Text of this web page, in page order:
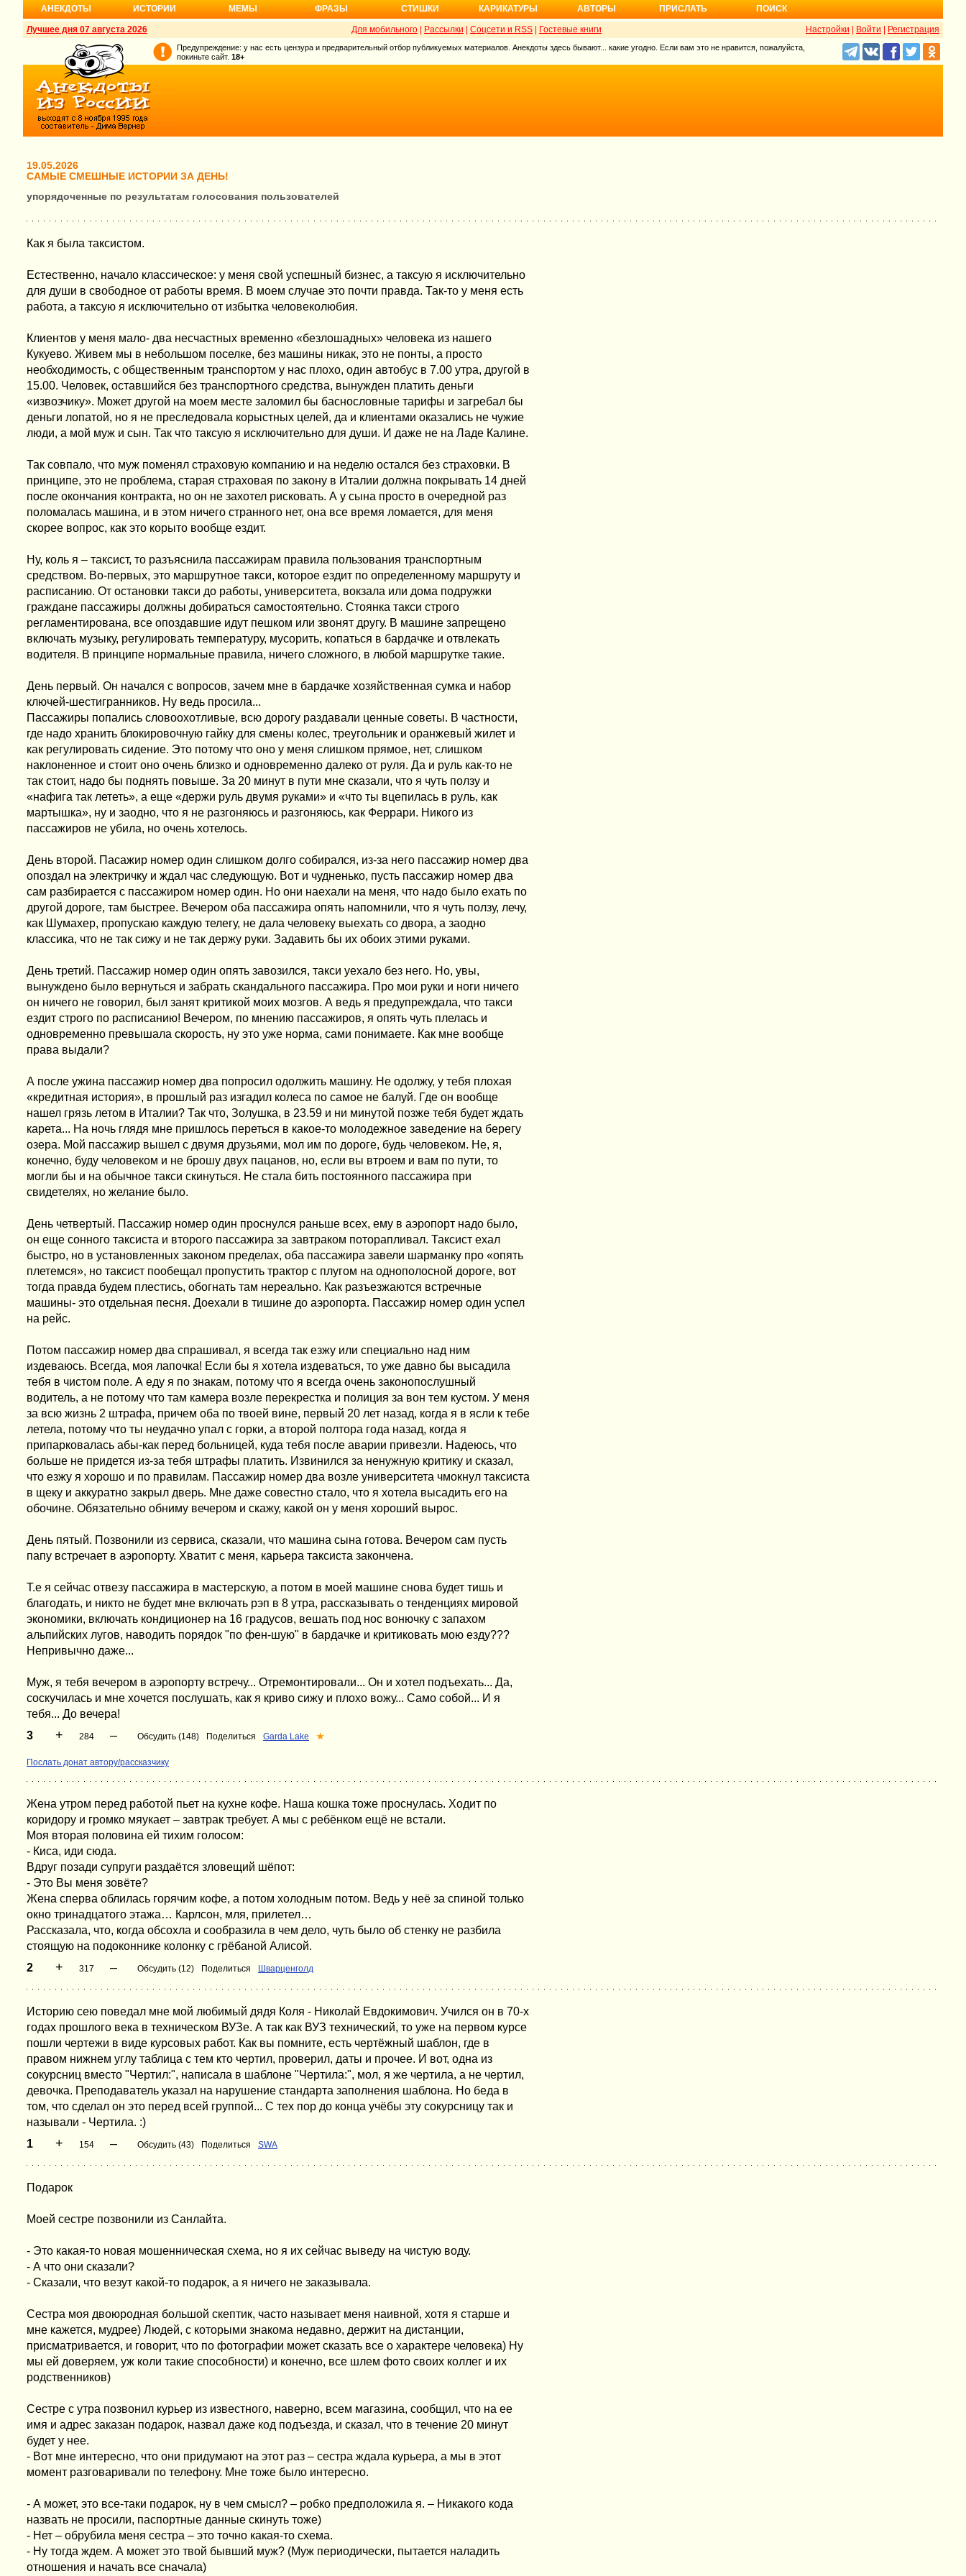
АНЕКДОТЫ ИСТОРИИ МЕМЫ ФРАЗЫ СТИШКИ КАРИКАТУРЫ АВТОРЫ ПРИСЛАТЬ ПОИСК
Лучшее дня 07 августа 2026 Настройки Войти Регистрация
Для мобильного Рассылки Соцсети и RSS Гостевые книги
Предупреждение: у нас есть цензура и предварительный отбор публикуемых материалов. Анекдоты здесь бывают... какие угодно. Если вам это не нравится, пожалуйста,
покиньте сайт. 18+
19.05.2026
САМЫЕ СМЕШНЫЕ ИСТОРИИ ЗА ДЕНЬ!
упорядоченные по результатам голосования пользователей
Как я была таксистом.
Естественно, начало классическое: у меня свой успешный бизнес, а таксую я исключительно
для души в свободное от работы время. В моем случае это почти правда. Так-то у меня есть
работа, а таксую я исключительно от избытка человеколюбия.
Клиентов у меня мало- два несчастных временно «безлошадных» человека из нашего
Кукуево. Живем мы в небольшом поселке, без машины никак, это не понты, а просто
необходимость, с общественным транспортом у нас плохо, один автобус в 7.00 утра, другой в
15.00. Человек, оставшийся без транспортного средства, вынужден платить деньги
«извозчику». Может другой на моем месте заломил бы баснословные тарифы и загребал бы
деньги лопатой, но я не преследовала корыстных целей, да и клиентами оказались не чужие
люди, а мой муж и сын. Так что таксую я исключительно для души. И даже не на Ладе Калине.
Так совпало, что муж поменял страховую компанию и на неделю остался без страховки. В
принципе, это не проблема, старая страховая по закону в Италии должна покрывать 14 дней
после окончания контракта, но он не захотел рисковать. А у сына просто в очередной раз
поломалась машина, и в этом ничего странного нет, она все время ломается, для меня
скорее вопрос, как это корыто вообще ездит.
Ну, коль я – таксист, то разъяснила пассажирам правила пользования транспортным
средством. Во-первых, это маршрутное такси, которое ездит по определенному маршруту и
расписанию. От остановки такси до работы, университета, вокзала или дома подружки
граждане пассажиры должны добираться самостоятельно. Стоянка такси строго
регламентирована, все опоздавшие идут пешком или звонят другу. В машине запрещено
включать музыку, регулировать температуру, мусорить, копаться в бардачке и отвлекать
водителя. В принципе нормальные правила, ничего сложного, в любой маршрутке такие.
День первый. Он начался с вопросов, зачем мне в бардачке хозяйственная сумка и набор
ключей-шестигранников. Ну ведь просила...
Пассажиры попались словоохотливые, всю дорогу раздавали ценные советы. В частности,
где надо хранить блокировочную гайку для смены колес, треугольник и оранжевый жилет и
как регулировать сидение. Это потому что оно у меня слишком прямое, нет, слишком
наклоненное и стоит оно очень близко и одновременно далеко от руля. Да и руль как-то не
так стоит, надо бы поднять повыше. За 20 минут в пути мне сказали, что я чуть ползу и
«нафига так лететь», а еще «держи руль двумя руками» и «что ты вцепилась в руль, как
мартышка», ну и заодно, что я не разгоняюсь и разгоняюсь, как Феррари. Никого из
пассажиров не убила, но очень хотелось.
День второй. Пасажир номер один слишком долго собирался, из-за него пассажир номер два
опоздал на электричку и ждал час следующую. Вот и чудненько, пусть пассажир номер два
сам разбирается с пассажиром номер один. Но они наехали на меня, что надо было ехать по
другой дороге, там быстрее. Вечером оба пассажира опять напомнили, что я чуть ползу, лечу,
как Шумахер, пропускаю каждую телегу, не дала человеку выехать со двора, а заодно
классика, что не так сижу и не так держу руки. Задавить бы их обоих этими руками.
День третий. Пассажир номер один опять завозился, такси уехало без него. Но, увы,
вынуждено было вернуться и забрать скандального пассажира. Про мои руки и ноги ничего
он ничего не говорил, был занят критикой моих мозгов. А ведь я предупреждала, что такси
ездит строго по расписанию! Вечером, по мнению пассажиров, я опять чуть плелась и
одновременно превышала скорость, ну это уже норма, сами понимаете. Как мне вообще
права выдали?
А после ужина пассажир номер два попросил одолжить машину. Не одолжу, у тебя плохая
«кредитная история», в прошлый раз изгадил колеса по самое не балуй. Где он вообще
нашел грязь летом в Италии? Так что, Золушка, в 23.59 и ни минутой позже тебя будет ждать
карета... На ночь глядя мне пришлось переться в какое-то молодежное заведение на берегу
озера. Мой пассажир вышел с двумя друзьями, мол им по дороге, будь человеком. Не, я,
конечно, буду человеком и не брошу двух пацанов, но, если вы втроем и вам по пути, то
могли бы и на обычное такси скинуться. Не стала бить постоянного пассажира при
свидетелях, но желание было.
День четвертый. Пассажир номер один проснулся раньше всех, ему в аэропорт надо было,
он еще сонного таксиста и второго пассажира за завтраком поторапливал. Таксист ехал
быстро, но в установленных законом пределах, оба пассажира завели шарманку про «опять
плетемся», но таксист пообещал пропустить трактор с плугом на однополосной дороге, вот
тогда правда будем плестись, обогнать там нереально. Как разъезжаются встречные
машины- это отдельная песня. Доехали в тишине до аэропорта. Пассажир номер один успел
на рейс.
Потом пассажир номер два спрашивал, я всегда так езжу или специально над ним
издеваюсь. Всегда, моя лапочка! Если бы я хотела издеваться, то уже давно бы высадила
тебя в чистом поле. А еду я по знакам, потому что я всегда очень законопослушный
водитель, а не потому что там камера возле перекрестка и полиция за вон тем кустом. У меня
за всю жизнь 2 штрафа, причем оба по твоей вине, первый 20 лет назад, когда я в ясли к тебе
летела, потому что ты неудачно упал с горки, а второй полтора года назад, когда я
припарковалась абы-как перед больницей, куда тебя после аварии привезли. Надеюсь, что
больше не придется из-за тебя штрафы платить. Извинился за ненужную критику и сказал,
что езжу я хорошо и по правилам. Пассажир номер два возле университета чмокнул таксиста
в щеку и аккуратно закрыл дверь. Мне даже совестно стало, что я хотела высадить его на
обочине. Обязательно обниму вечером и скажу, какой он у меня хороший вырос.
День пятый. Позвонили из сервиса, сказали, что машина сына готова. Вечером сам пусть
папу встречает в аэропорту. Хватит с меня, карьера таксиста закончена.
Т.е я сейчас отвезу пассажира в мастерскую, а потом в моей машине снова будет тишь и
благодать, и никто не будет мне включать рэп в 8 утра, рассказывать о тенденциях мировой
экономики, включать кондиционер на 16 градусов, вешать под нос вонючку с запахом
альпийских лугов, наводить порядок "по фен-шую" в бардачке и критиковать мою езду???
Непривычно даже...
Муж, я тебя вечером в аэропорту встречу... Отремонтировали... Он и хотел подъехать... Да,
соскучилась и мне хочется послушать, как я криво сижу и плохо вожу... Само собой... И я
тебя... До вечера!
3
+ 284 – Обсудить (148) Поделиться Garda Lake ★
Послать донат автору/рассказчику
Жена утром перед работой пьет на кухне кофе. Наша кошка тоже проснулась. Ходит по
коридору и громко мяукает – завтрак требует. А мы с ребёнком ещё не встали.
Моя вторая половина ей тихим голосом:
- Киса, иди сюда.
Вдруг позади супруги раздаётся зловещий шёпот:
- Это Вы меня зовёте?
Жена сперва облилась горячим кофе, а потом холодным потом. Ведь у неё за спиной только
окно тринадцатого этажа… Карлсон, мля, прилетел…
Рассказала, что, когда обсохла и сообразила в чем дело, чуть было об стенку не разбила
стоящую на подоконнике колонку с грёбаной Алисой.
2
+ 317 – Обсудить (12) Поделиться Шварценголд
Историю сею поведал мне мой любимый дядя Коля - Николай Евдокимович. Учился он в 70-х
годах прошлого века в техническом ВУЗе. А так как ВУЗ технический, то уже на первом курсе
пошли чертежи в виде курсовых работ. Как вы помните, есть чертёжный шаблон, где в
правом нижнем углу таблица с тем кто чертил, проверил, даты и прочее. И вот, одна из
сокурсниц вместо "Чертил:", написала в шаблоне "Чертила:", мол, я же чертила, а не чертил,
девочка. Преподаватель указал на нарушение стандарта заполнения шаблона. Но беда в
том, что сделал он это перед всей группой... С тех пор до конца учёбы эту сокурсницу так и
называли - Чертила. :)
1
+ 154 – Обсудить (43) Поделиться SWA
Подарок
Моей сестре позвонили из Санлайта.
- Это какая-то новая мошенническая схема, но я их сейчас выведу на чистую воду.
- А что они сказали?
- Сказали, что везут какой-то подарок, а я ничего не заказывала.
Сестра моя двоюродная большой скептик, часто называет меня наивной, хотя я старше и
мне кажется, мудрее) Людей, с которыми знакома недавно, держит на дистанции,
присматривается, и говорит, что по фотографии может сказать все о характере человека) Ну
мы ей доверяем, уж коли такие способности) и конечно, все шлем фото своих коллег и их
родственников)
Сестре с утра позвонил курьер из известного, наверно, всем магазина, сообщил, что на ее
имя и адрес заказан подарок, назвал даже код подъезда, и сказал, что в течение 20 минут
будет у нее.
- Вот мне интересно, что они придумают на этот раз – сестра ждала курьера, а мы в этот
момент разговаривали по телефону. Мне тоже было интересно.
- А может, это все-таки подарок, ну в чем смысл? – робко предположила я. – Никакого кода
назвать не просили, паспортные данные скинуть тоже)
- Нет – обрубила меня сестра – это точно какая-то схема.
- Ну тогда ждем. А может это твой бывший муж? (Муж периодически, пытается наладить
отношения и начать все сначала)